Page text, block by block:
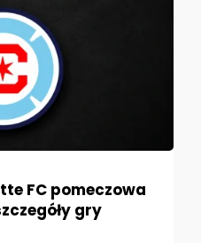
FC pomeczowa
gry